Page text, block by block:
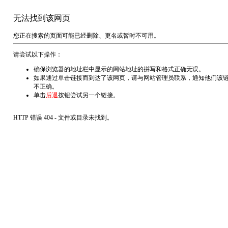
无法找到该网页
您正在搜索的页面可能已经删除、更名或暂时不可用。
请尝试以下操作：
确保浏览器的地址栏中显示的网站地址的拼写和格式正确无误。
如果通过单击链接而到达了该网页，请与网站管理员联系，通知他们该
不正确。
单击后退按钮尝试另一个链接。
HTTP 错误 404 - 文件或目录未找到。